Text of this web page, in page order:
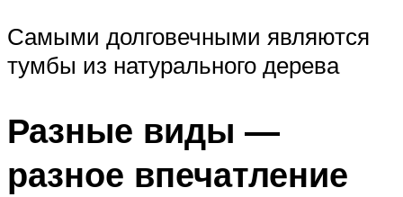
Самыми долговечными являются
тумбы из натурального дерева
Разные виды —
разное впечатление